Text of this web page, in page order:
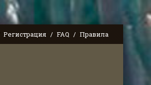
Регистрация FAQ Правила